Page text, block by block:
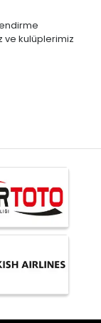
ve kulüplerimiz